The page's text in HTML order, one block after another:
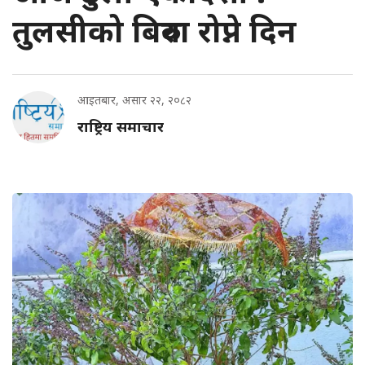
तुलसीको बिरुवा रोप्ने दिन
आइतबार, असार २२, २०८२
राष्ट्रिय समाचार